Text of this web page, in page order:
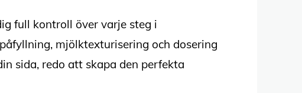
full kontroll över varje steg i
mjölktexturisering och dosering
sida, redo att skapa den perfekta